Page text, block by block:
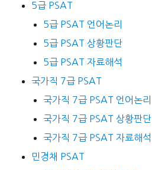
5급 PSAT
5급 PSAT 언어논리
5급 PSAT 상황판단
5급 PSAT 자료해석
국가직 7급 PSAT
국가직 7급 PSAT 언어논리
국가직 7급 PSAT 상황판단
국가직 7급 PSAT 자료해석
민경채 PSAT